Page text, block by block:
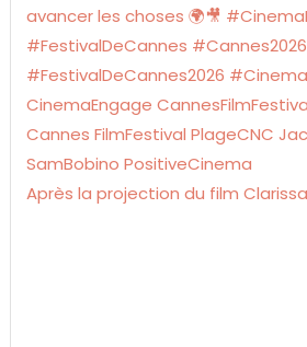
Après la projection du film